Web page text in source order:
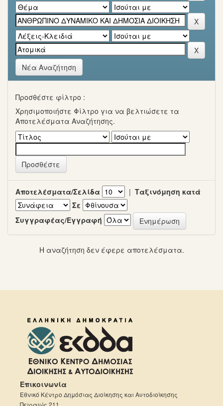
Νέα Αναζήτηση
Προσθέστε φίλτρο :
Χρησιμοποιήστε Φίλτρο για να βελτιώσετε τα
Αποτελέσματα Αναζήτησης.
Αποτελέσματα/Σελίδα | Ταξινόμηση κατά
Σε
Συγγραφέας/Εγγραφή
Η αναζήτηση δεν έφερε αποτελέσματα.
Επικοινωνία
Εθνικό Κέντρο Δημόσιας Διοίκησης και Αυτοδιοίκησης
Πειραιώς 211,